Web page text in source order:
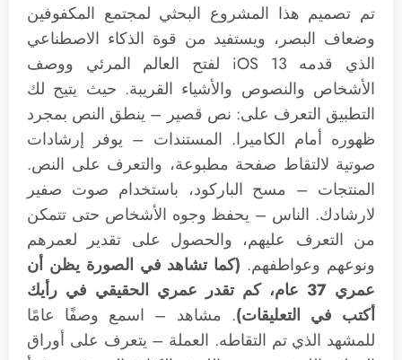
تم تصميم هذا المشروع البحثي لمجتمع المكفوفين
وضعاف البصر، ويستفيد من قوة الذكاء الاصطناعي
الذي قدمه iOS 13 لفتح العالم المرئي ووصف
الأشخاص والنصوص والأشياء القريبة. حيث يتيح لك
التطبيق التعرف على: نص قصير – ينطق النص بمجرد
ظهوره أمام الكاميرا. المستندات – يوفر إرشادات
صوتية لالتقاط صفحة مطبوعة، والتعرف على النص.
المنتجات – مسح الباركود، باستخدام صوت صفير
لارشادك. الناس – يحفظ وجوه الأشخاص حتى تتمكن
من التعرف عليهم، والحصول على تقدير لعمرهم
ونوعهم وعواطفهم. (كما تشاهد في الصورة يظن أن
عمري 37 عام، كم تقدر عمري الحقيقي في رأيك
أكتب في التعليقات). مشاهد – اسمع وصفًا عامًا
للمشهد الذي تم التقاطه. العملة – يتعرف على أوراق